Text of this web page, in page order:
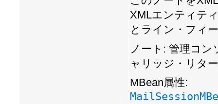
XMLエンティテ
とライン・フィ
ノート: 管理コ
ャリッジ・リタ
MBean属性: